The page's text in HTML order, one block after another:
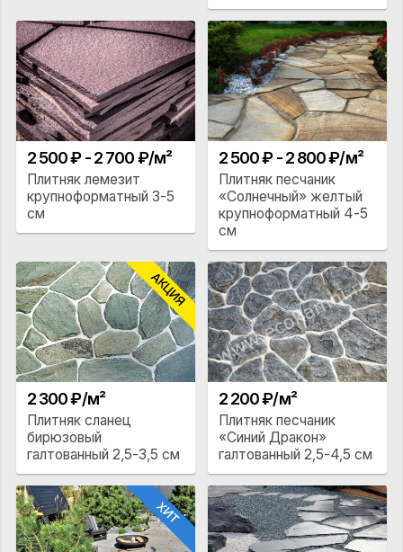
2 500 ₽ - 2 700 ₽/м²
Плитняк лемезит
крупноформатный 3-5
см
2 500 ₽ - 2 800 ₽/м²
Плитняк песчаник
«Солнечный» желтый
крупноформатный 4-5
см
АКЦИЯ
2 300 ₽/м²
Плитняк сланец
бирюзовый
галтованный 2,5-3,5 см
2 200 ₽/м²
Плитняк песчаник
«Синий Дракон»
галтованный 2,5-4,5 см
ХИТ